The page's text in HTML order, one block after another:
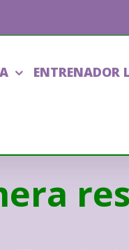
ENTRENADOR